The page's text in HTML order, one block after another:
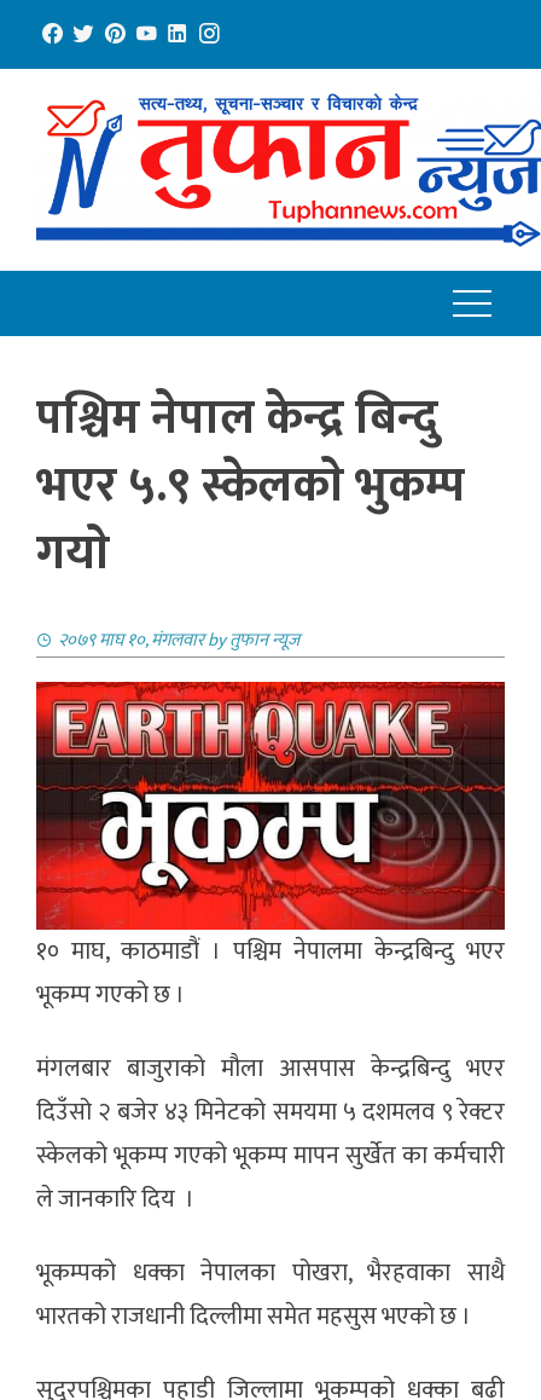
content
पश्चिम नेपाल केन्द्र बिन्दु
भएर ५.९ स्केलकाे भुकम्प
गयाे
२०७९ माघ १०, मंगलवारbyतुफान न्यूज
१० माघ, काठमाडौं । पश्चिम नेपालमा केन्द्रबिन्दु भएर
भूकम्प गएको छ ।
मंगलबार बाजुराको मौला आसपास केन्द्रबिन्दु भएर
दिउँसो २ बजेर ४३ मिनेटको समयमा ५ दशमलव ९ रेक्टर
स्केलको भूकम्प गएको भूकम्प मापन सुर्खेत का कर्मचारी
ले जानकारि दिय ।
भूकम्पको धक्का नेपालका पोखरा, भैरहवाका साथै
भारतको राजधानी दिल्लीमा समेत महसुस भएको छ ।
सुदूरपश्चिमका पहाडी जिल्लामा भूकम्पको धक्का बढी